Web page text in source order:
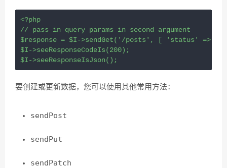
<?php
// pass in query params in second argument
$response = $I->sendGet( '/posts' , [ 'status' =>
$I->seeResponseCodeIs(200);
$I->seeResponseIsJson();
要创建或更新数据，您可以使用其他常用方法：
sendPost
sendPut
sendPatch